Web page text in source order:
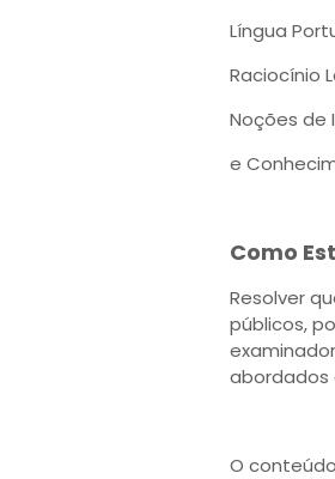
Língua
Raciocínio
Noções de
e
Como
Resolver
públicos,
abordados
O